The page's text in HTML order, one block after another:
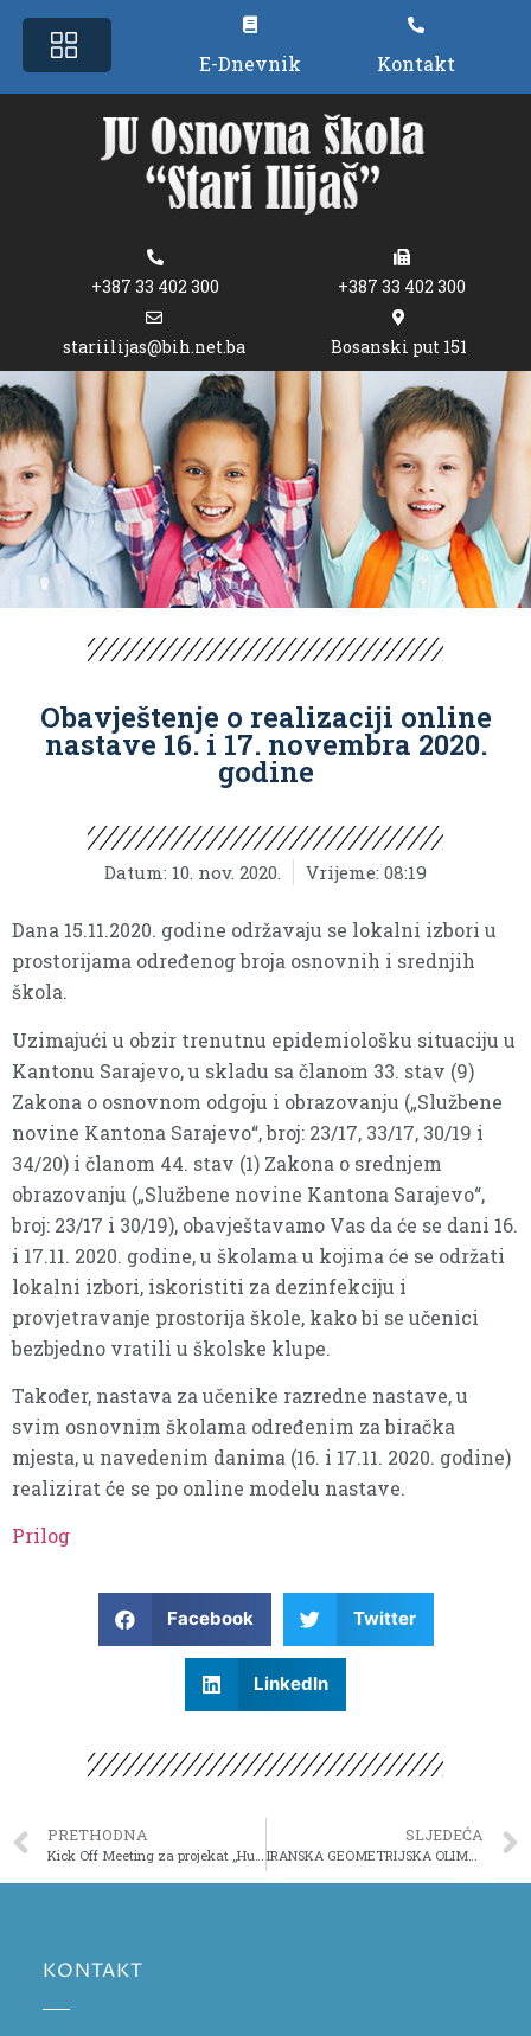
E-Dnevnik Kontakt
+387 33 402 300 +387 33 402 300
stariilijas@bih.net.ba Bosanski put 151
Obavještenje o realizaciji online
nastave 16. i 17. novembra 2020.
godine
Datum: 10. nov. 2020. Vrijeme: 08:19
Dana 15.11.2020. godine održavaju se lokalni izbori u
prostorijama određenog broja osnovnih i srednjih
škola.
Uzimajući u obzir trenutnu epidemiološku situaciju u
Kantonu Sarajevo, u skladu sa članom 33. stav (9)
Zakona o osnovnom odgoju i obrazovanju („Službene
novine Kantona Sarajevo“, broj: 23/17, 33/17, 30/19 i
34/20) i članom 44. stav (1) Zakona o srednjem
obrazovanju („Službene novine Kantona Sarajevo“,
broj: 23/17 i 30/19), obavještavamo Vas da će se dani 16.
i 17.11. 2020. godine, u školama u kojima će se održati
lokalni izbori, iskoristiti za dezinfekciju i
provjetravanje prostorija škole, kako bi se učenici
bezbjedno vratili u školske klupe.
Također, nastava za učenike razredne nastave, u
svim osnovnim školama određenim za biračka
mjesta, u navedenim danima (16. i 17.11. 2020. godine)
realizirat će se po online modelu nastave.
Prilog
Facebook Twitter
LinkedIn
PRETHODNA SLJEDEĆA
IRANSKA GEOMETRIJSKA OLIMPIJADA NA NIVOU BIH
KONTAKT